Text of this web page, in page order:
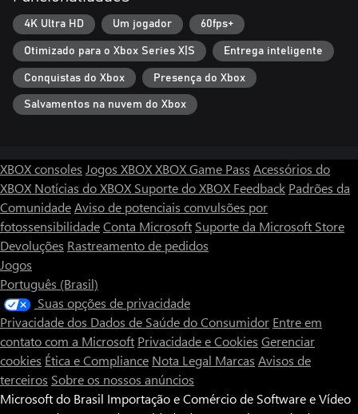
4K Ultra HD Um jogador 60fps+
Otimizado para o Xbox Series X|S Entrega inteligente
Conquistas do Xbox Presença do Xbox
Salvamentos na nuvem do Xbox
XBOX consoles Jogos XBOXXBOX Game Pass Acessórios do
XBOX Notícias do XBOX Suporte do XBOX Feedback Padrões da
ComunidadeAviso de potenciais convulsões por
fotossensibilidadeConta Microsoft Suporte da Microsoft Store
Devoluções Rastreamento de pedidos
Jogos
Português (Brasil)
Suas opções de privacidade
Privacidade dos Dados de Saúde do Consumidor Entre em
contato com a Microsoft Privacidade e Cookies Gerenciar
cookies Ética e Compliance Nota Legal Marcas Avisos de
terceiros Sobre os nossos anúncios
Microsoft do Brasil Importação e Comércio de Software e Vídeo